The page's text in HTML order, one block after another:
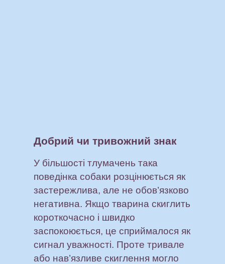
Добрий чи тривожний знак
У більшості тлумачень така
поведінка собаки розцінюється як
застережлива, але не обов’язково
негативна. Якщо тварина скиглить
короткочасно і швидко
заспокоюється, це сприймалося як
сигнал уважності. Проте тривале
або нав’язливе скиглення могло